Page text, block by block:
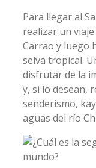
Para llegar al
realizar un
Carrao y luego
selva tropical.
disfrutar de la
y, si lo desean,
senderismo,
aguas del río